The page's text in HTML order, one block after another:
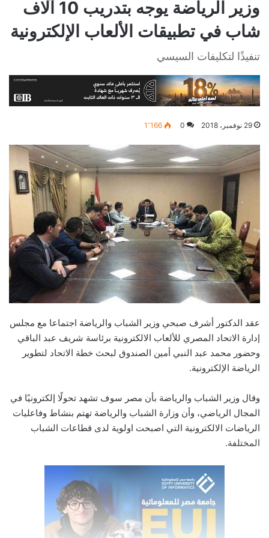
وزير الرياضة يوجه بتدريب 10 آلاف
شاب في تطبيقات الألعاب الإلكترونية
تنفيذًا لتكليفات السيسي
29 نوفمبر، 2018 0 1٬166
عقد الدكتور أشرف صبحي وزير الشباب والرياضة اجتماعا مع مجلس
إدارة الاتحاد المصري للألعاب الالكترونية برئاسة شريف عبد الباقي
وحضور محمد عبد النبي أمين الصندوق لبحث خطة الاتحاد لتطوير
الرياضة الإلكترونية.
وقال وزير الشباب والرياضة بأن مصر سوف تشهد تحولًا إلكترونيًا في
المجال الرياضي، وأن وزارة الشباب والرياضة تهتم بنشاط وفاعليات
الرياضات الالكترونية التي اصبحت اولوية لدى قطاعات الشباب
المختلفة.